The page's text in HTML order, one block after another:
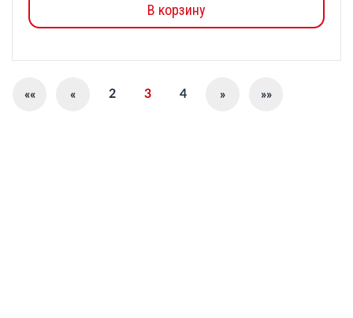
В корзину
«« « 2 3 4 » »»